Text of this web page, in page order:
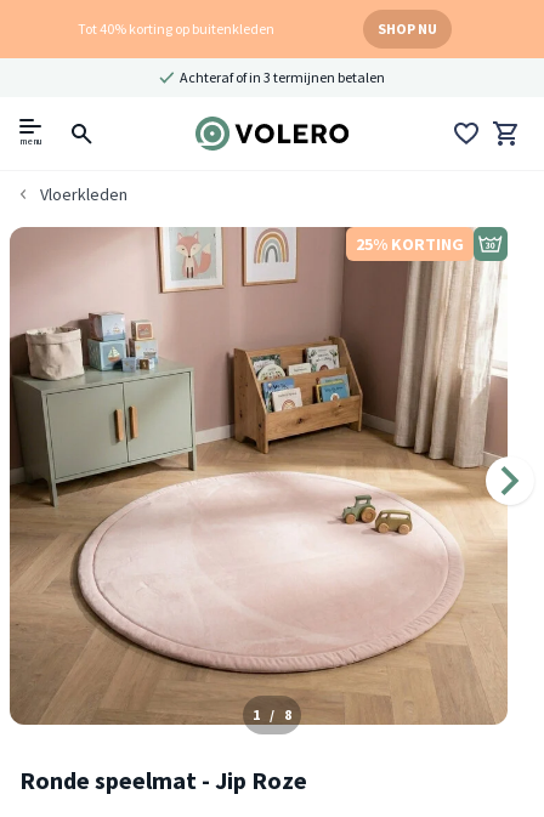
Tot 40% korting op buitenkleden SHOP NU
Achteraf of in 3 termijnen betalen
menu
Vloerkleden
25% KORTING
1 / 8
Ronde speelmat - Jip Roze